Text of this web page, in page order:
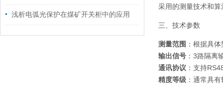
浅析电弧光保护在煤矿开关柜中的应用
采用的测量技术和
三、技术参数
测量范围 ：根据具
输出信号 ：3路隔离
通讯协议 ：支持
精度等级 ：通常具